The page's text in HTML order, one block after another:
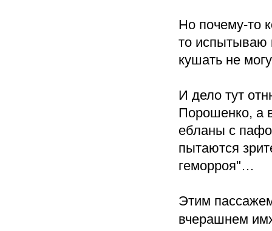
Но почему-то
то испытываю
кушать не
И дело тут
Порошенко, а
ебланы с
пытаются
геморроя"…
Этим
вчерашнем